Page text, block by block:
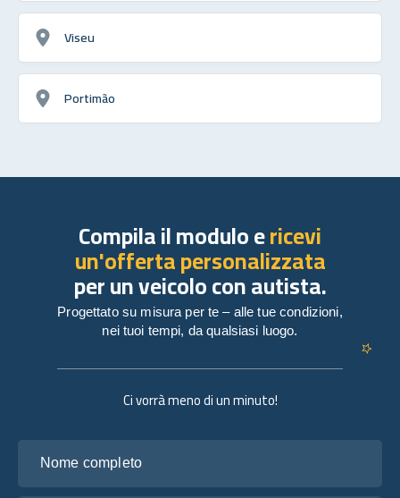
Viseu
Portimão
Ci vorrà meno di un minuto!
Compila il modulo ericevi
un'offerta personalizzata
per un veicolo con autista.
Progettato su misura per te – alle tue condizioni,
nei tuoi tempi, da qualsiasi luogo.